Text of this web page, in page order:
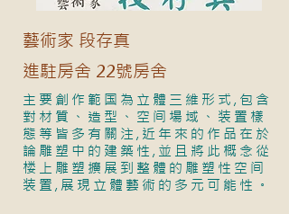
藝術家 段存真
進駐房舍 22號房舍
主要創作範国為立體三維形式,包含
對材質、造型、空间場域、装置樣
態等皆多有關注,近年來的作品在於
論雕塑中的建築性,並且將此概念從
楼上雕塑擴展到整體的雕塑性空间
装置,展現立體藝術的多元可能性。